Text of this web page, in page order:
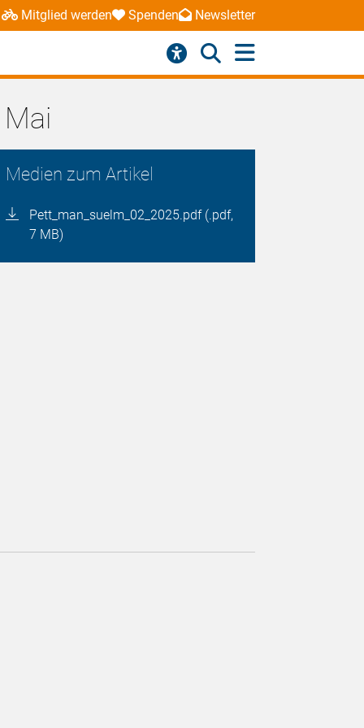
Mitglied werden Spenden Newsletter
Medien zum Artikel
Pett_man_suelm_02_2025.pdf (.pdf,
7 MB)